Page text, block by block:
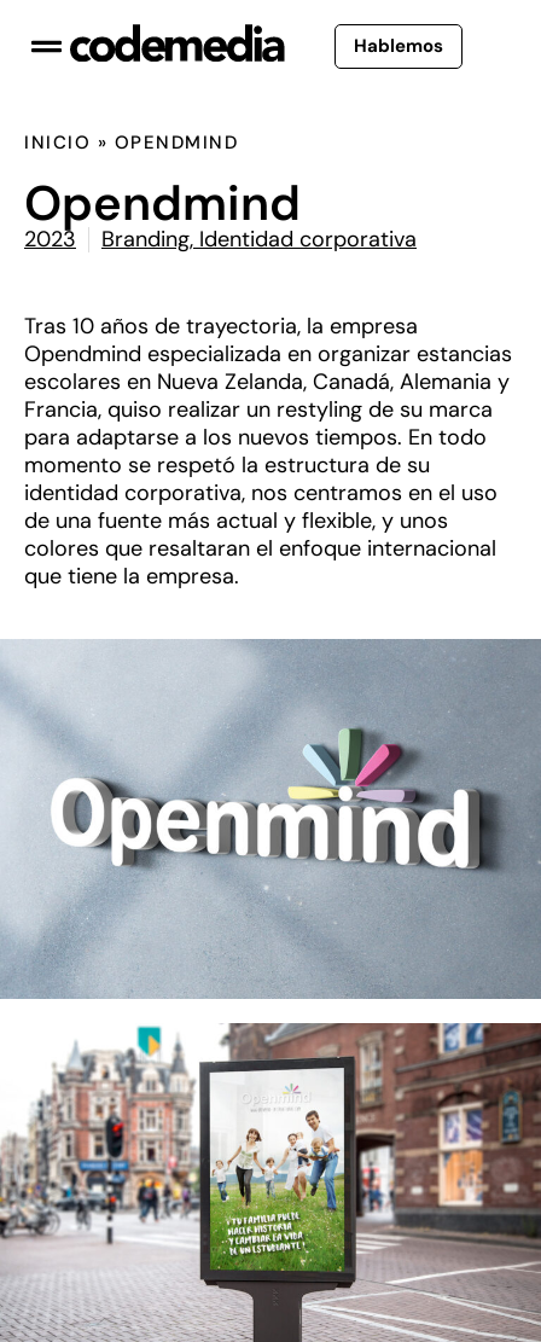
Hablemos
INICIO » OPENDMIND
Opendmind
2023 Branding, Identidad corporativa
Tras 10 años de trayectoria, la empresa
Opendmind especializada en organizar estancias
escolares en Nueva Zelanda, Canadá, Alemania y
Francia, quiso realizar un restyling de su marca
para adaptarse a los nuevos tiempos. En todo
momento se respetó la estructura de su
identidad corporativa, nos centramos en el uso
de una fuente más actual y flexible, y unos
colores que resaltaran el enfoque internacional
que tiene la empresa.